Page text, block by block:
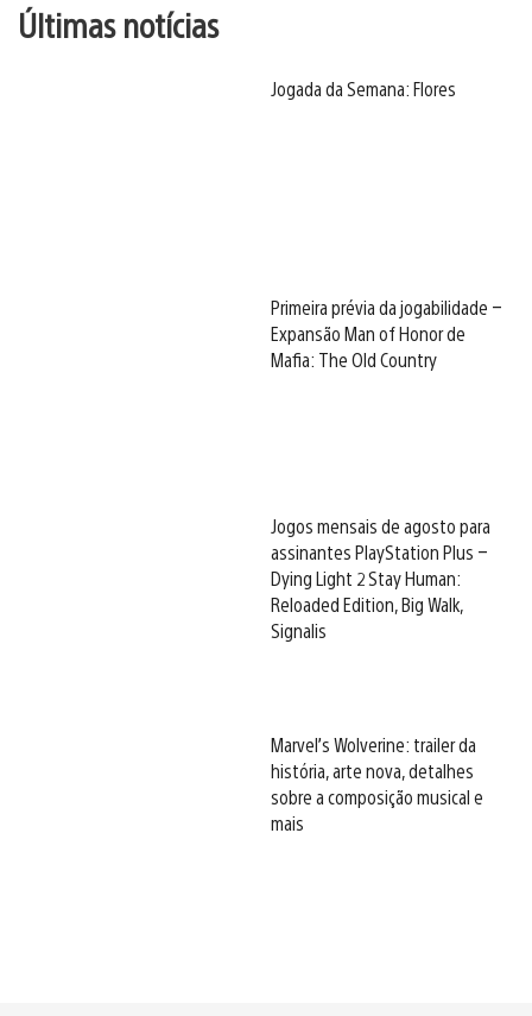
Últimas notícias
Jogada da Semana: Flores
Primeira prévia da jogabilidade –
Expansão Man of Honor de
Mafia: The Old Country
Jogos mensais de agosto para
assinantes PlayStation Plus –
Dying Light 2 Stay Human:
Reloaded Edition, Big Walk,
Signalis
Marvel’s Wolverine: trailer da
história, arte nova, detalhes
sobre a composição musical e
mais